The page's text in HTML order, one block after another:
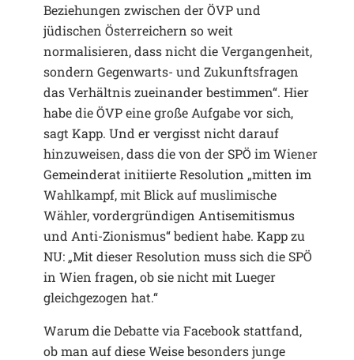
Beziehungen zwischen der ÖVP und
jüdischen Österreichern so weit
normalisieren, dass nicht die Vergangenheit,
sondern Gegenwarts- und Zukunftsfragen
das Verhältnis zueinander bestimmen“. Hier
habe die ÖVP eine große Aufgabe vor sich,
sagt Kapp. Und er vergisst nicht darauf
hinzuweisen, dass die von der SPÖ im Wiener
Gemeinderat initiierte Resolution „mitten im
Wahlkampf, mit Blick auf muslimische
Wähler, vordergründigen Antisemitismus
und Anti-Zionismus“ bedient habe. Kapp zu
NU: „Mit dieser Resolution muss sich die SPÖ
in Wien fragen, ob sie nicht mit Lueger
gleichgezogen hat.“
Warum die Debatte via Facebook stattfand,
ob man auf diese Weise besonders junge